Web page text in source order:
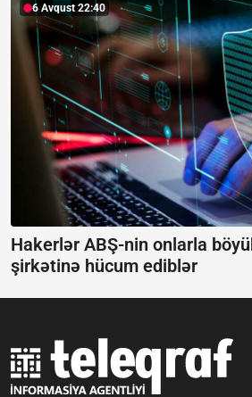
6 Avqust 22:40
Hakerlər ABŞ-nin onlarla
şirkətinə hücum ediblər